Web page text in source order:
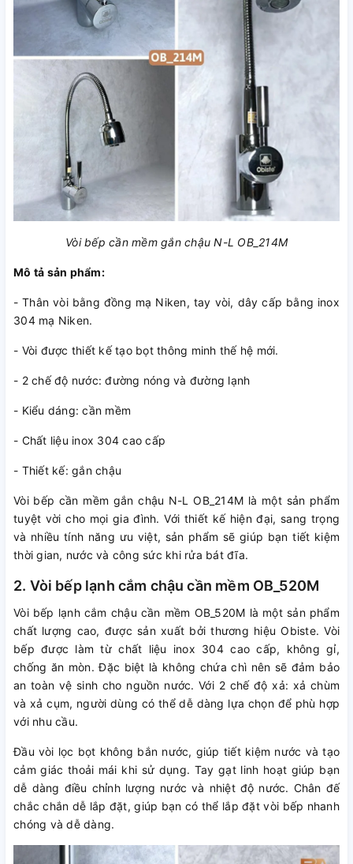
Vòi bếp cần mềm gắn chậu N-L OB_214M
Mô tả sản phẩm:
- Thân vòi bằng đồng mạ Niken, tay vòi, dây cấp bằng inox
304 mạ Niken.
- Vòi được thiết kế tạo bọt thông minh thế hệ mới.
- 2 chế độ nước: đường nóng và đường lạnh
- Kiểu dáng: cần mềm
- Chất liệu inox 304 cao cấp
- Thiết kế: gắn chậu
Vòi bếp cần mềm gắn chậu N-L OB_214M là một sản phẩm
tuyệt vời cho mọi gia đình. Với thiết kế hiện đại, sang trọng
và nhiều tính năng ưu việt, sản phẩm sẽ giúp bạn tiết kiệm
thời gian, nước và công sức khi rửa bát đĩa.
2. Vòi bếp lạnh cắm chậu cần mềm OB_520M
Vòi bếp lạnh cắm chậu cần mềm OB_520M là một sản phẩm
chất lượng cao, được sản xuất bởi thương hiệu Obiste. Vòi
bếp được làm từ chất liệu inox 304 cao cấp, không gỉ,
chống ăn mòn. Đặc biệt là không chứa chì nên sẽ đảm bảo
an toàn vệ sinh cho nguồn nước. Với 2 chế độ xả: xả chùm
và xả cụm, người dùng có thể dễ dàng lựa chọn để phù hợp
với nhu cầu.
Đầu vòi lọc bọt không bắn nước, giúp tiết kiệm nước và tạo
cảm giác thoải mái khi sử dụng. Tay gạt linh hoạt giúp bạn
dễ dàng điều chỉnh lượng nước và nhiệt độ nước. Chân đế
chắc chắn dễ lắp đặt, giúp bạn có thể lắp đặt vòi bếp nhanh
chóng và dễ dàng.